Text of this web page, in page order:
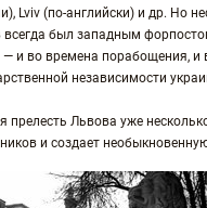
Lviv (по-английски) и др. Но
всегда был западным
— и во времена порабощения, и
независимости
прелесть Львова уже
и создает